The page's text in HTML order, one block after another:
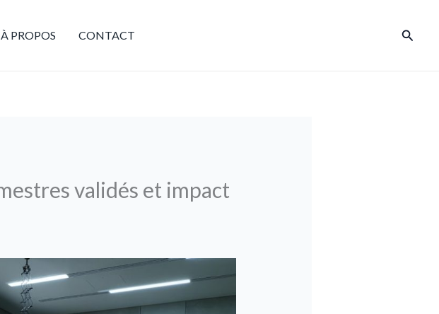
À PROPOS CONTACT
validés et impact